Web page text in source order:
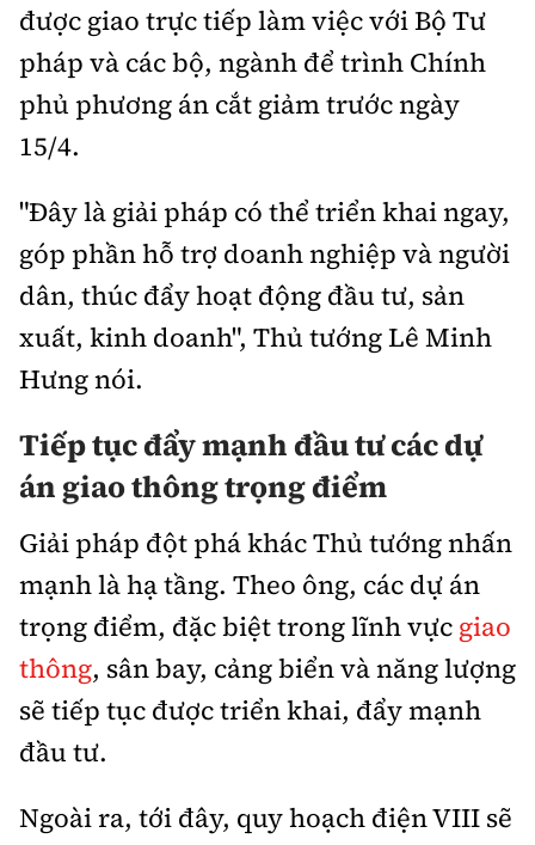
được giao trực tiếp làm việc với Bộ Tư
pháp và các bộ, ngành để trình Chính
phủ phương án cắt giảm trước ngày
15/4.
"Đây là giải pháp có thể triển khai ngay,
góp phần hỗ trợ doanh nghiệp và người
dân, thúc đẩy hoạt động đầu tư, sản
xuất, kinh doanh", Thủ tướng Lê Minh
Hưng nói.
Tiếp tục đẩy mạnh đầu tư các dự
án giao thông trọng điểm
Giải pháp đột phá khác Thủ tướng nhấn
mạnh là hạ tầng. Theo ông, các dự án
trọng điểm, đặc biệt trong lĩnh vực giao
thông, sân bay, cảng biển và năng lượng
sẽ tiếp tục được triển khai, đẩy mạnh
đầu tư.
Ngoài ra, tới đây, quy hoạch điện VIII sẽ